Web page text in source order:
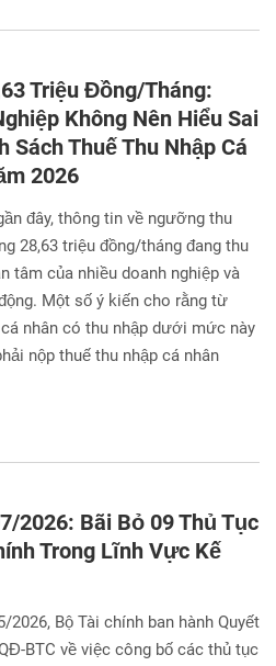
Triệu Đồng/Tháng:
Không Nên Hiểu Sai
Sách Thuế Thu Nhập Cá
2026
đây, thông tin về ngưỡng thu
28,63 triệu đồng/tháng đang thu
tâm của nhiều doanh nghiệp và
Một số ý kiến cho rằng từ
cá nhân có thu nhập dưới mức này
nộp thuế thu nhập cá nhân
2026: Bãi Bỏ 09 Thủ Tục
Trong Lĩnh Vực Kế
2026, Bộ Tài chính ban hành Quyết
BTC về việc công bố các thủ tục